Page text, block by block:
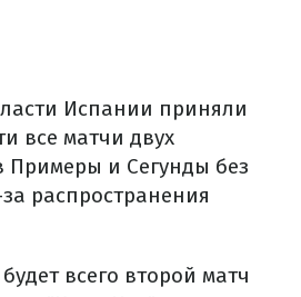
Испании приняли
все матчи двух
Примеры и Сегунды без
распространения
всего второй матч